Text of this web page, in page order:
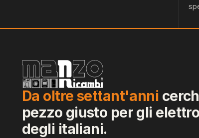
Da oltre settant'anni
pezzo giusto per gli
degli italiani.